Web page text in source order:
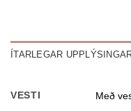
ÍTARLEGAR
VESTI Með